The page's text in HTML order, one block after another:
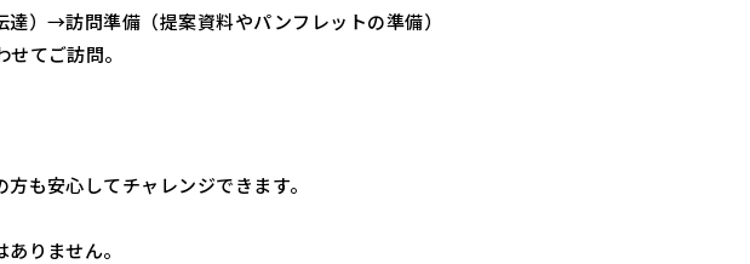
）→訪問準備（提案資料やパンフレットの準備）
てご訪問。
も安心してチャレンジできます。
りません。